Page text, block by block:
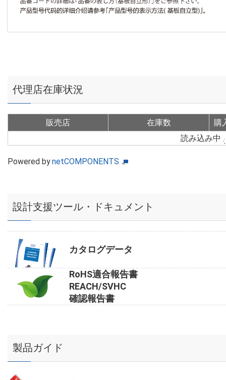
代理店在庫状況
販売店 在庫数
購
読み込み中
Powered bynetCOMPONENTS
設計支援ツール・ドキュメント
カタログデータ
RoHS適合報告書
REACH/SVHC
確認報告書
製品ガイド